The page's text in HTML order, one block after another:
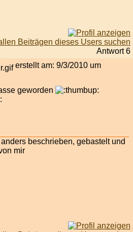
Antwort 6
erstellt am: 9/3/2010 um
geworden
beschrieben, gebastelt und
mir